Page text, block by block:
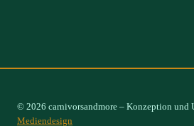
© 2026 carnivorsandmore – Konzeption und
Mediendesign